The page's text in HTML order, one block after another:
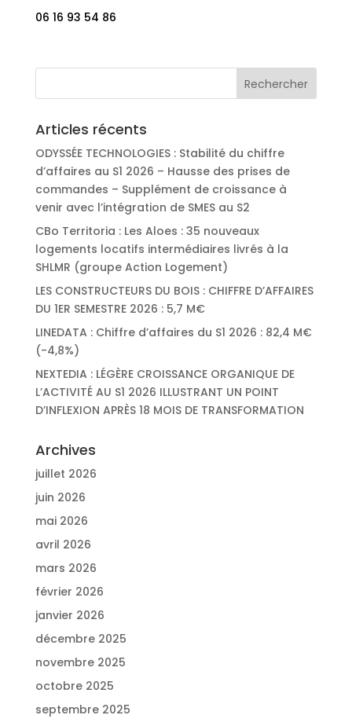
06 16 93 54 86
Articles récents
ODYSSÉE TECHNOLOGIES : Stabilité du chiffre
d’affaires au S1 2026 – Hausse des prises de
commandes – Supplément de croissance à
venir avec l’intégration de SMES au S2
CBo Territoria : Les Aloes : 35 nouveaux
logements locatifs intermédiaires livrés à la
SHLMR (groupe Action Logement)
LES CONSTRUCTEURS DU BOIS : CHIFFRE D’AFFAIRES
DU 1ER SEMESTRE 2026 : 5,7 M€
LINEDATA : Chiffre d’affaires du S1 2026 : 82,4 M€
(-4,8%)
NEXTEDIA : LÉGÈRE CROISSANCE ORGANIQUE DE
L’ACTIVITÉ AU S1 2026 ILLUSTRANT UN POINT
D’INFLEXION APRÈS 18 MOIS DE TRANSFORMATION
Archives
juillet 2026
juin 2026
mai 2026
avril 2026
mars 2026
février 2026
janvier 2026
décembre 2025
novembre 2025
octobre 2025
septembre 2025